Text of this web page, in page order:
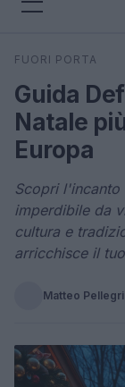
Cerca
FUORI PORTA
Guida
Natale
Europa
Scopri l'incanto
imperdibile da
cultura e
arricchisce il
Matteo